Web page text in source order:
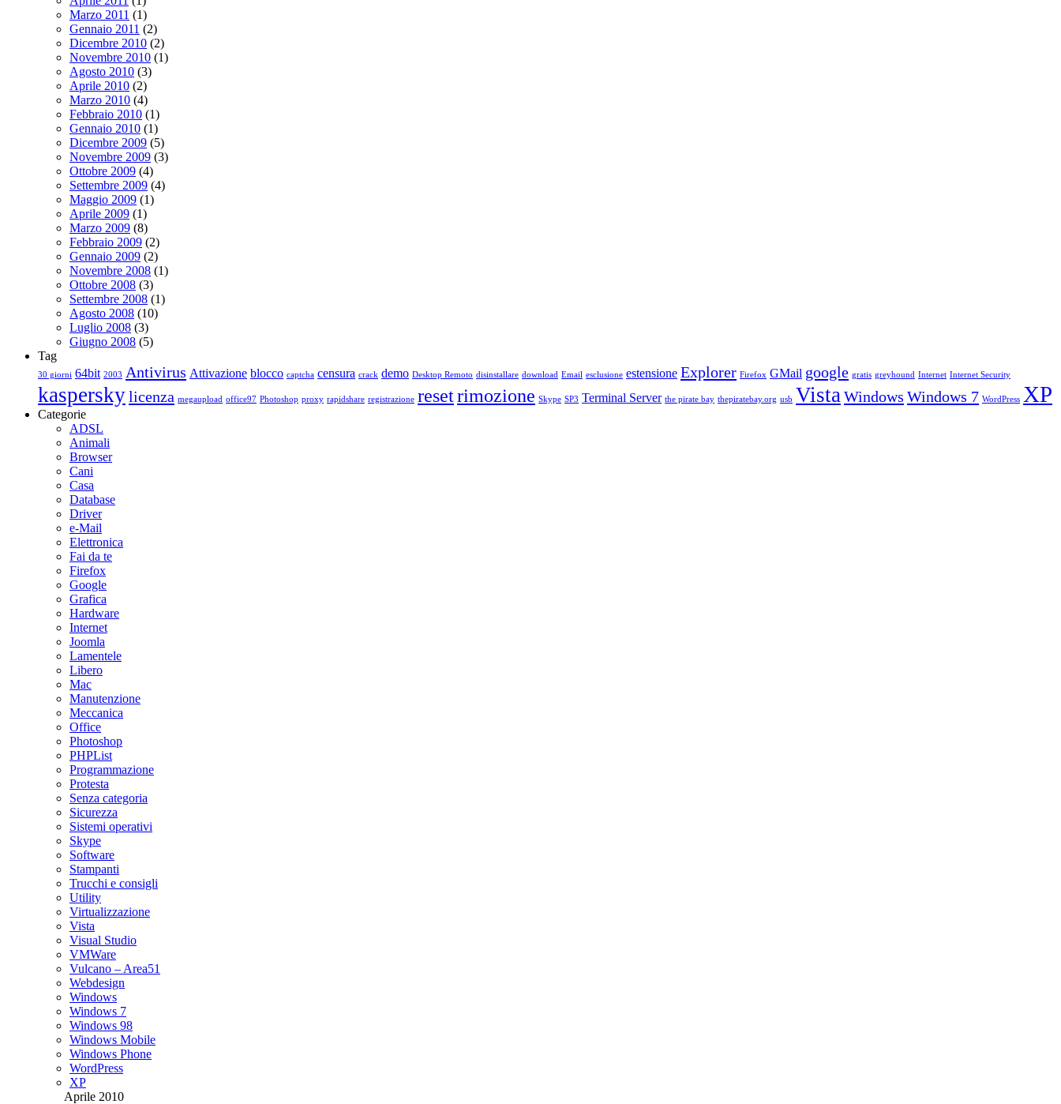
Marzo 2011 (1)
Gennaio 2011 (2)
Dicembre 2010 (2)
Novembre 2010 (1)
Agosto 2010 (3)
Aprile 2010 (2)
Marzo 2010 (4)
Febbraio 2010 (1)
Gennaio 2010 (1)
Dicembre 2009 (5)
Novembre 2009 (3)
Ottobre 2009 (4)
Settembre 2009 (4)
Maggio 2009 (1)
Aprile 2009 (1)
Marzo 2009 (8)
Febbraio 2009 (2)
Gennaio 2009 (2)
Novembre 2008 (1)
Ottobre 2008 (3)
Settembre 2008 (1)
Agosto 2008 (10)
Luglio 2008 (3)
Giugno 2008 (5)
Tag
30 giorni 64bit 2003 Antivirus Attivazione blocco captcha censura crack demo Desktop Remoto disinstallare download Email esclusione estensione Explorer Firefox GMail google gratis greyhound Internet Internet Security
kasperskylicenza megaupload office97 Photoshop proxy rapidshare registrazione resetrimozione Skype SP3 Terminal Server the pirate bay thepiratebay.org usb Vista Windows Windows 7 WordPress XP
Categorie
ADSL
Animali
Browser
Cani
Casa
Database
Driver
e-Mail
Elettronica
Fai da te
Firefox
Google
Grafica
Hardware
Internet
Joomla
Lamentele
Libero
Mac
Manutenzione
Meccanica
Office
Photoshop
PHPList
Programmazione
Protesta
Senza categoria
Sicurezza
Sistemi operativi
Skype
Software
Stampanti
Trucchi e consigli
Utility
Virtualizzazione
Vista
Visual Studio
VMWare
Vulcano – Area51
Webdesign
Windows
Windows 7
Windows 98
Windows Mobile
Windows Phone
WordPress
XP
Aprile 2010